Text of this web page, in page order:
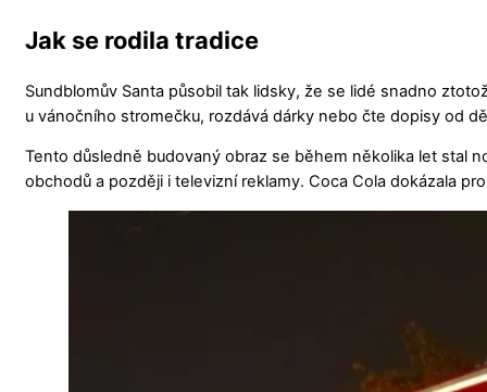
Jak se rodila tradice
Sundblomův Santa působil tak lidsky, že se lidé snadno
u vánočního stromečku, rozdává dárky nebo čte dopisy od
Tento důsledně budovaný obraz se během několika let stal
obchodů a později i televizní reklamy. Coca Cola dokázala